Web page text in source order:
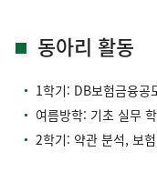
동아리 활동
1학기: DB보험금융공
여름방학: 기초 실무
2학기: 약관 분석, 보